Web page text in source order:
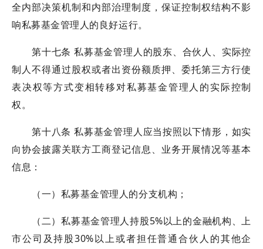
全内部决策机制和内部治理制度，保证控制权结构不影
响私募基金管理人的良好运行。
第十七条 私募基金管理人的股东、合伙人、实际控
制人不得通过股权或者出资份额质押、委托第三方行使
表决权等方式变相转移对私募基金管理人的实际控制
权。
第十八条 私募基金管理人应当按照以下情形，如实
向协会披露关联方工商登记信息、业务开展情况等基本
信息：
（一）私募基金管理人的分支机构；
（二）私募基金管理人持股5%以上的金融机构、上
市公司及持股30%以上或者担任普通合伙人的其他企